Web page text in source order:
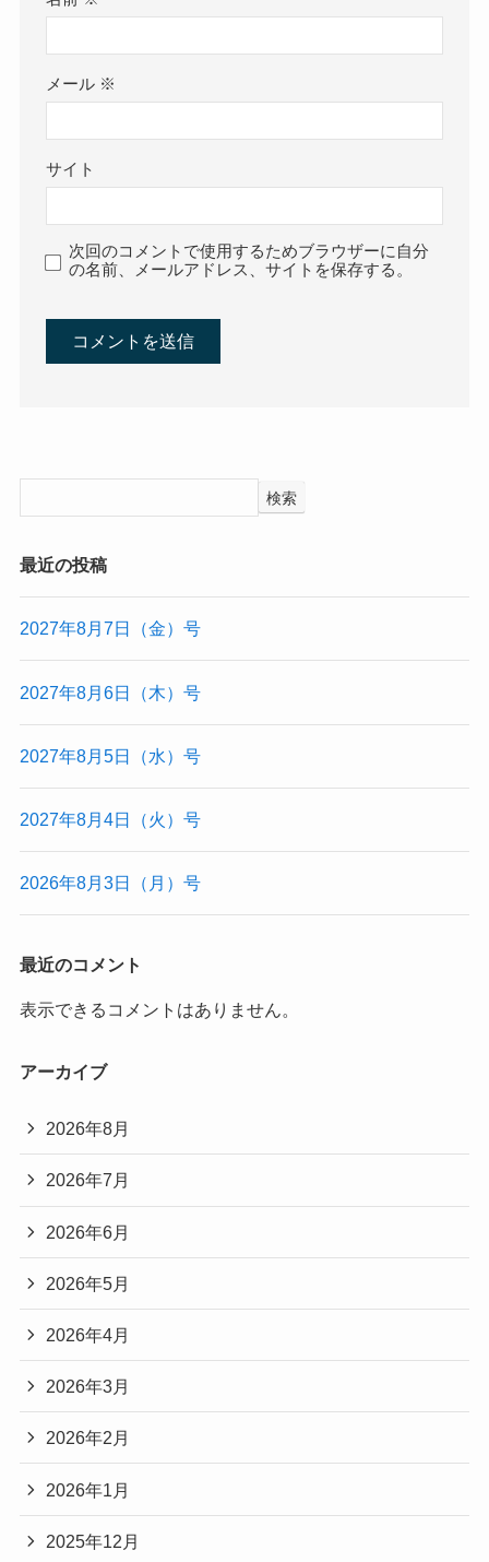
メール ※
サイト
次回のコメントで使用するためブラウザーに自分
の名前、メールアドレス、サイトを保存する。
検索
最近の投稿
2027年8月7日（金）号
2027年8月6日（木）号
2027年8月5日（水）号
2027年8月4日（火）号
2026年8月3日（月）号
最近のコメント
表示できるコメントはありません。
アーカイブ
2026年8月
2026年7月
2026年6月
2026年5月
2026年4月
2026年3月
2026年2月
2026年1月
2025年12月